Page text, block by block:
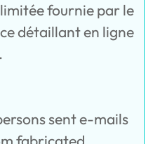
fournie par le
détaillant en ligne
sent e-mails